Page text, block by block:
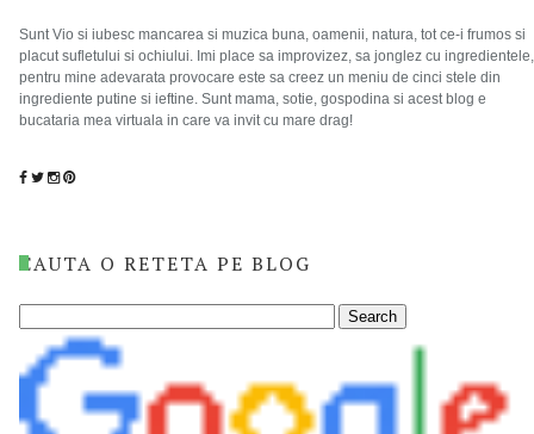
Sunt Vio si iubesc mancarea si muzica buna, oamenii, natura, tot ce-i frumos si
placut sufletului si ochiului. Imi place sa improvizez, sa jonglez cu ingredientele,
pentru mine adevarata provocare este sa creez un meniu de cinci stele din
ingrediente putine si ieftine. Sunt mama, sotie, gospodina si acest blog e
bucataria mea virtuala in care va invit cu mare drag!
CAUTA O RETETA PE BLOG